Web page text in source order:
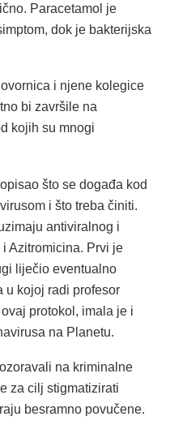
Paracetamol je
dok je bakterijska
i njene kolegice
bi završile na
kojih su mnogi
što se događa kod
i što treba činiti.
antiviralnog i
Azitromicina. Prvi je
liječio eventualno
u kojoj radi profesor
protokol, imala je i
na Planetu.
na kriminalne
za cilj stigmatizirati
besramno povučene.